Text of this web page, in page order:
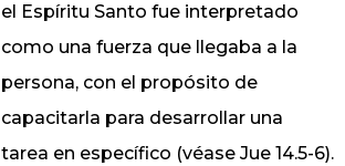
el Espíritu Santo fue interpretado
como una fuerza que llegaba a la
persona, con el propósito de
capacitarla para desarrollar una
tarea en específico (véase Jue 14.5-6).